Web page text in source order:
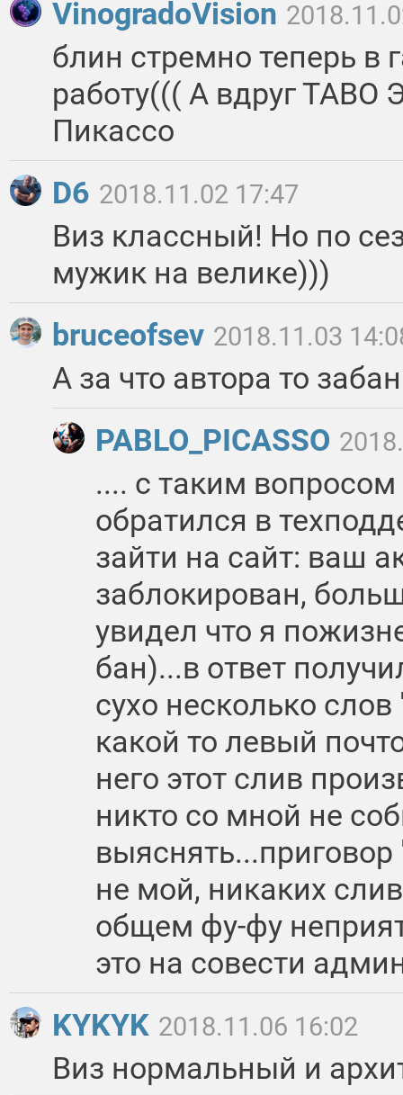
VinogradoVision
блин стремно теперь в
работу((( А вдруг ТАВО
Пикассо
D6 2018.11.02 17:47
Виз классный! Но по
мужик на велике)))
bruceofsev 2018.11.03
А за что автора то
PABLO_PICASSO
.... с таким
обратился в
зайти на сайт: ваш
заблокирован,
увидел что я
бан)...в ответ
сухо несколько
какой то левый
него этот слив
никто со мной не
не мой, никаких
общем фу-фу
это на совести
KYKYK 2018.11.06 16:02
Виз нормальный и